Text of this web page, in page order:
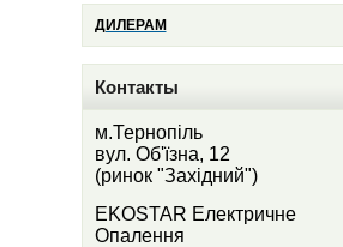
ДИЛЕРАМ
Контакты
м.Тернопіль
вул. Об'їзна, 12
(ринок "Західний")
EKOSTAR Електричне
Опалення